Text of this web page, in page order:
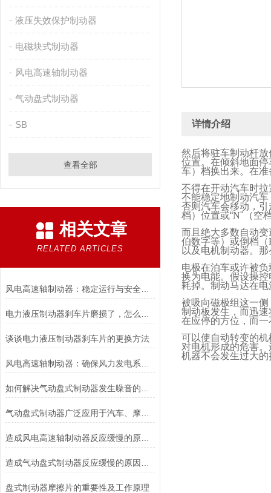
液压失效保护制动器
电磁块式制动器
风电高速轴制动器
气动盘式制动器
SB
查看全部
相关文章
RELATED ARTICLES
谈谈电力液压制动器刹车片的更换方法
气动盘式制动器广泛应用于汽车、摩托车和自行车等交通工具中
造成风电高速轴制动器反应缓慢的原因有哪些？
盘式制动器摩擦片的重要性及工作原理
详情介绍
然后将驻车制动杆
位置。在倾斜地面
车）档换出来。在
不得在开动汽车时
不能稳定地制动汽
否则汽车会移动，
档）位置或“N"（空
而且绝大多数自动
伯数字等）或倒档（
以及电机制动器。
电极在泊车或许被
换为电能。假设操
耗掉。制动马达在
被吸向磁极组这一
制动板发生，而迅
在应停的方位，而
可以使自动转变的
对电机形成的危害
机器不会发生过大的